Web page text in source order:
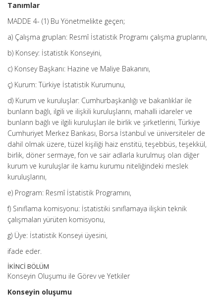
Tanımlar
MADDE 4- (1) Bu Yönetmelikte geçen;
a) Çalışma gruplan: Resmî İstatistik Programı çalışma gruplarını,
b) Konsey: İstatistik Konseyini,
c) Konsey Başkanı: Hazine ve Maliye Bakanını,
ç) Kurum: Türkiye İstatistik Kurumunu,
d) Kurum ve kuruluşlar: Cumhurbaşkanlığı ve bakanlıklar ile
bunların bağlı, ilgili ve ilişkili kuruluşlarını, mahalli idareler ve
bunların bağlı ve ilgili kuruluşları ile birlik ve şirketlerini, Türkiye
Cumhuriyet Merkez Bankası, Borsa İstanbul ve üniversiteler de
dahil olmak üzere, tüzel kişiliği haiz enstitü, teşebbüs, teşekkül,
birlik, döner sermaye, fon ve sair adlarla kurulmuş olan diğer
kurum ve kuruluşlar ile kamu kurumu niteliğindeki meslek
kuruluşlarını,
e) Program: Resmî İstatistik Programını,
f) Sınıflama komisyonu: İstatistiki sınıflamaya ilişkin teknik
çalışmaları yürüten komisyonu,
g) Üye: İstatistik Konseyi üyesini,
ifade eder.
İKİNCİ BÖLÜM
Konseyin Oluşumu ile Görev ve Yetkiler
Konseyin oluşumu